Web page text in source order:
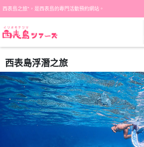
西表島之旅"，是西表島的專門活動預約網站。
西表島浮潛之旅